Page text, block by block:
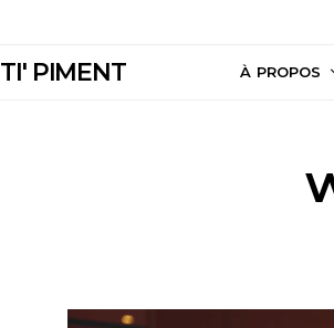
TI' PIMENT À PROPOS